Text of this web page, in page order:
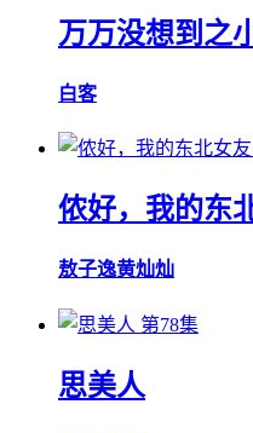
万万没想到之
白客
侬好，我的东
敖子逸黄灿灿
第78集
思美人